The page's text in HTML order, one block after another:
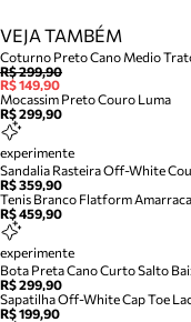
VEJA TAMBÉM
Coturno Preto Cano Medio
R$ 299,90
R$ 149,90
Mocassim Preto Couro Luma
R$ 299,90
experimente
Sandalia Rasteira Off-White
R$ 359,90
Tenis Branco Flatform
R$ 459,90
experimente
Bota Preta Cano Curto Salto
R$ 299,90
Sapatilha Off-White Cap Toe
R$ 199,90